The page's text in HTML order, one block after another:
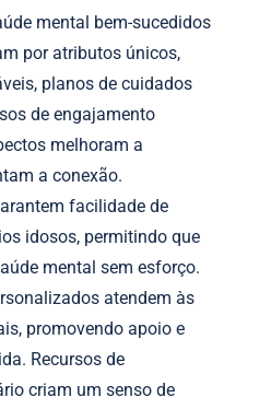
mental bem-sucedidos
por atributos únicos,
planos de cuidados
de engajamento
melhoram a
a conexão.
facilidade de
idosos, permitindo que
mental sem esforço.
atendem às
promovendo apoio e
Recursos de
criam um senso de